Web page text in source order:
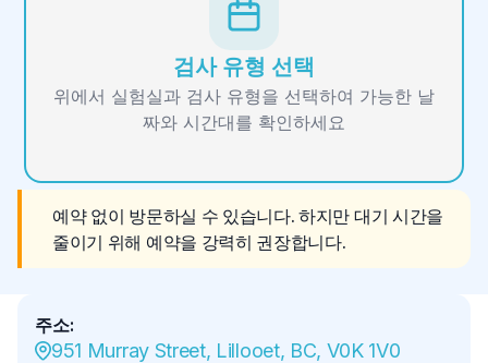
검사 유형 선택
위에서 실험실과 검사 유형을 선택하여 가능한 날
짜와 시간대를 확인하세요
예약 없이 방문하실 수 있습니다. 하지만 대기 시간을
줄이기 위해 예약을 강력히 권장합니다.
주소:
951 Murray Street, Lillooet, BC, V0K 1V0